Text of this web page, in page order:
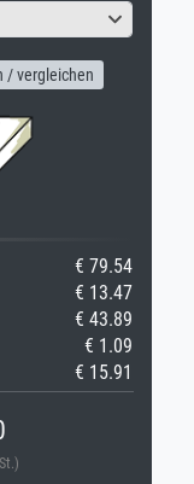
/ vergleichen
€ 79.54
€ 13.47
€ 43.89
€ 1.09
€ 15.91